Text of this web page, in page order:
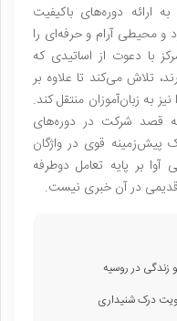
ارائه دوره‌های باکیفیت
محیطی آرام و حرفه‌ای را
با دعوت از اساتیدی که
تلاش می‌کند تا علاوه بر
به زبان‌آموزان منتقل کند.
قصد شرکت در دوره‌های
پیش‌زمینه قوی در واژگان
بر پایه تعامل دوطرفه
قدیمی در آن خبری نیست.
در روسیه
درک شنیداری